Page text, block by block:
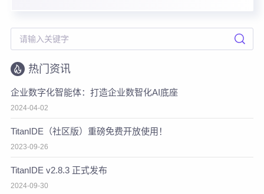
热门资讯
企业数字化智能体：打造企业数智化AI底座
2024-04-02
TitanIDE（社区版）重磅免费开放使用！
2023-09-26
TitanIDE v2.8.3 正式发布
2024-09-30